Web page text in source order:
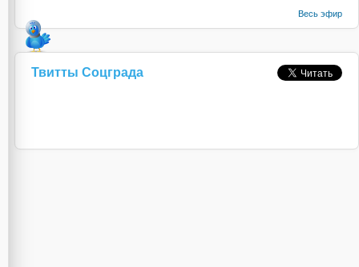
Весь эфир
Твитты Соцграда